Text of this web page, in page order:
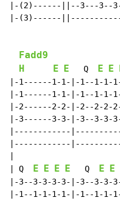
|-(2)------||--3---3--3-
|-(3)------
Fadd9
H
E E
   Q
E E
|-1------1-1-|-1--1-1-
|-1------1-1-|-1--1-1-
|-2------2-2-|-2--2-2-
|-3------3-3-|-3--3-3-
|------------
|------------
| Q
E E E E
   Q
E E
|-3--3-3-3-3-|-3--3-3-
|-1--1-1-1-1-|-1--1-1-